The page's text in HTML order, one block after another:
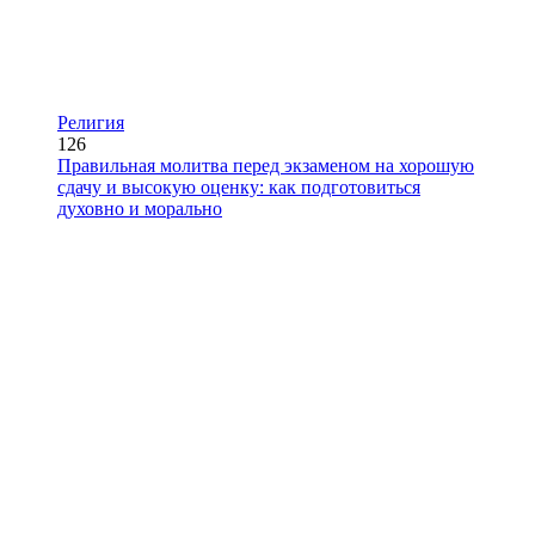
Религия
126
Правильная молитва перед экзаменом на хорошую
сдачу и высокую оценку: как подготовиться
духовно и морально